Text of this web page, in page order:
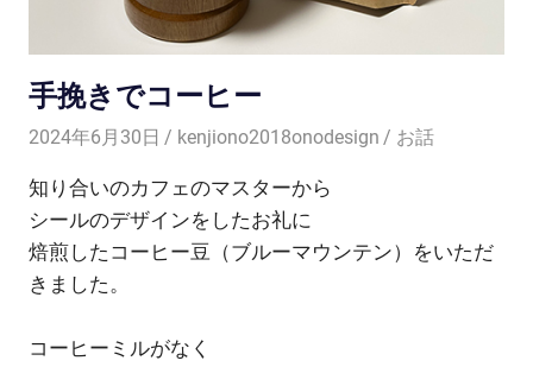
手挽きでコーヒー
2024年6月30日 kenjiono2018onodesign お話
知り合いのカフェのマスターから
シールのデザインをしたお礼に
焙煎したコーヒー豆（ブルーマウンテン）をいただ
きました。
コーヒーミルがなく